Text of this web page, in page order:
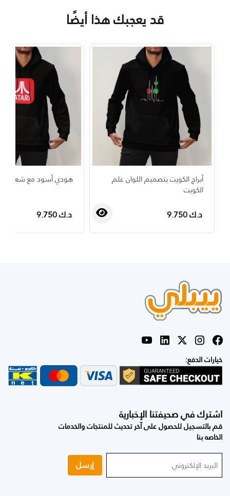
قد يعجبك هذا أيضًا
أبراج الكويت بتصميم اللوان علم
الكويت
د.ك 9.750
هودي أسود مع شعار
د.ك 9.750
خيارات الدفع:
اشترك في صحيفتنا الإخبارية
قم بالتسجيل للحصول على آخر تحديث للمنتجات والخدمات
الخاصه بنا
إرسل